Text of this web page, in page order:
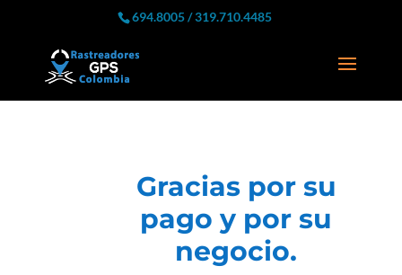
694.8005 / 319.710.4485
Gracias por su
pago y por su
negocio.